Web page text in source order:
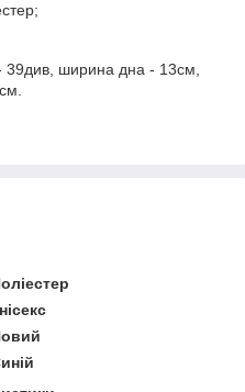
39див, ширина дна - 13см,